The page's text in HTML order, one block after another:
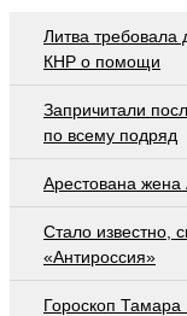
Литва требовала
КНР о помощи
Запричитали
по всему подряд
Арестована жена
Стало известно,
«Антироссия»
Гороскоп Тамара